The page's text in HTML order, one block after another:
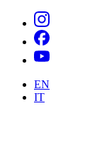
EN
IT